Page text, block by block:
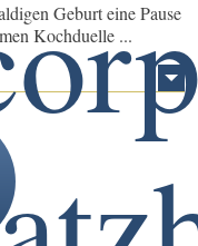
Geburt eine Pause
Kochduelle ...